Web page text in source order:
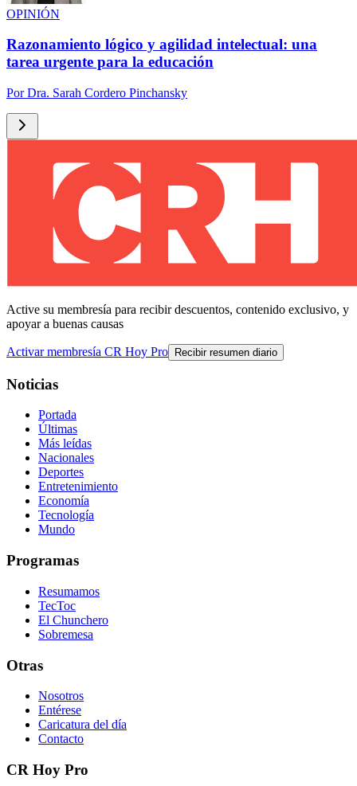
OPINIÓN
Razonamiento lógico y agilidad intelectual: una
tarea urgente para la educación
PorDra. Sarah Cordero Pinchansky
Active su membresía para recibir descuentos, contenido exclusivo, y
apoyar a buenas causas
Activar membresía CR Hoy Pro Recibir resumen diario
Noticias
Portada
Últimas
Más leídas
Nacionales
Deportes
Entretenimiento
Economía
Tecnología
Mundo
Programas
Resumamos
TecToc
El Chunchero
Sobremesa
Otras
Nosotros
Entérese
Caricatura del día
Contacto
CR Hoy Pro